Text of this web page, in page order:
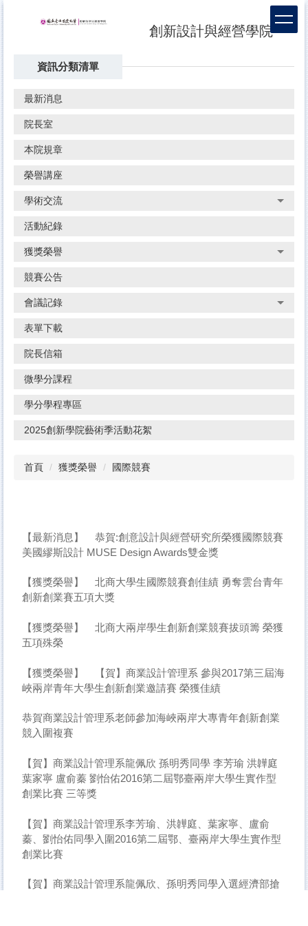
創新設計與經營學院
資訊分類清單
最新消息
院長室
本院規章
榮譽講座
學術交流
活動紀錄
獲獎榮譽
競賽公告
會議記錄
表單下載
院長信箱
微學分課程
學分學程專區
2025創新學院藝術季活動花絮
首頁 獲獎榮譽 國際競賽
【最新消息】
恭賀:創意設計與經營研究所榮獲國際競賽
美國繆斯設計 MUSE Design Awards雙金獎
【獲獎榮譽】
北商大學生國際競賽創佳績 勇奪雲台青年
創新創業賽五項大獎
【獲獎榮譽】
北商大兩岸學生創新創業競賽拔頭籌 榮獲
五項殊榮
【獲獎榮譽】
【賀】商業設計管理系 參與2017第三屆海
峽兩岸青年大學生創新創業邀請賽 榮獲佳績
恭賀商業設計管理系老師參加海峽兩岸大專青年創新創業
競入圍複賽
【賀】商業設計管理系龍佩欣 孫明秀同學 李芳瑜 洪韡庭
葉家寧 盧俞蓁 劉怡佑2016第二屆鄂臺兩岸大學生實作型
創業比賽 三等獎
【賀】商業設計管理系李芳瑜、洪韡庭、葉家寧、盧俞
蓁、劉怡佑同學入圍2016第二屆鄂、臺兩岸大學生實作型
創業比賽
【賀】商業設計管理系龍佩欣、孫明秀同學入選經濟部搶